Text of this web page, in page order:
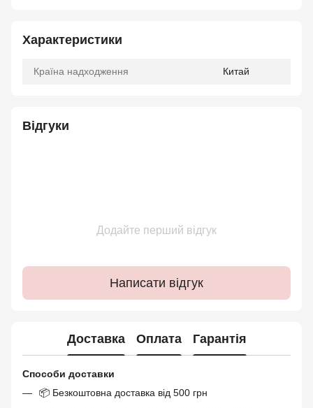
Характеристики
Країна надходження Китай
Відгуки
Додайте перший відгук
Написати відгук
Доставка Оплата Гарантія
Способи доставки
📦 Безкоштовна доставка від 500 грн